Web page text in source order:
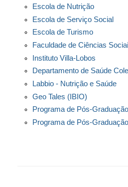
Escola de Nutrição
Escola de Serviço Social
Escola de Turismo
Faculdade de Ciências
Instituto Villa-Lobos
Departamento de Saúde
Labbio - Nutrição e Saúde
Geo Tales (IBIO)
Programa de Pós-
Programa de Pós-